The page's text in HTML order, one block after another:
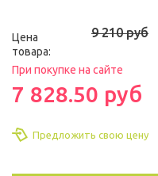
Цена
товара:
9 210 руб
При покупке на сайте
7 828.50 руб
Предложить свою цену